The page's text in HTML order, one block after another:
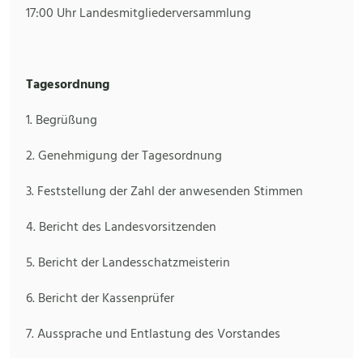
17:00 Uhr Landesmitgliederversammlung
Tagesordnung
1. Begrüßung
2. Genehmigung der Tagesordnung
3. Feststellung der Zahl der anwesenden Stimmen
4. Bericht des Landesvorsitzenden
5. Bericht der Landesschatzmeisterin
6. Bericht der Kassenprüfer
7. Aussprache und Entlastung des Vorstandes